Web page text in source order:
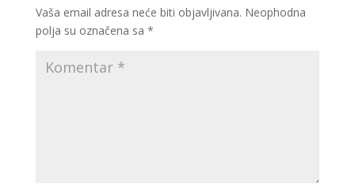
Vaša email adresa neće biti objavljivana. Neophodna
polja su označena sa *